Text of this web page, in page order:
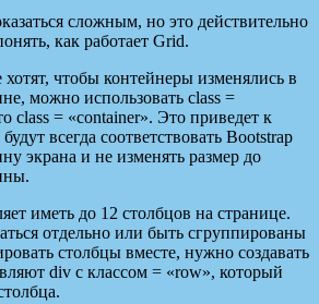
сложным, но это действительно
как работает Grid.
чтобы контейнеры изменялись в
можно использовать class =
class = «container». Это приведет к
всегда соответствовать Bootstrap
экрана и не изменять размер до
иметь до 12 столбцов на странице.
отдельно или быть сгруппированы
столбцы вместе, нужно создавать
div с классом = «row», который